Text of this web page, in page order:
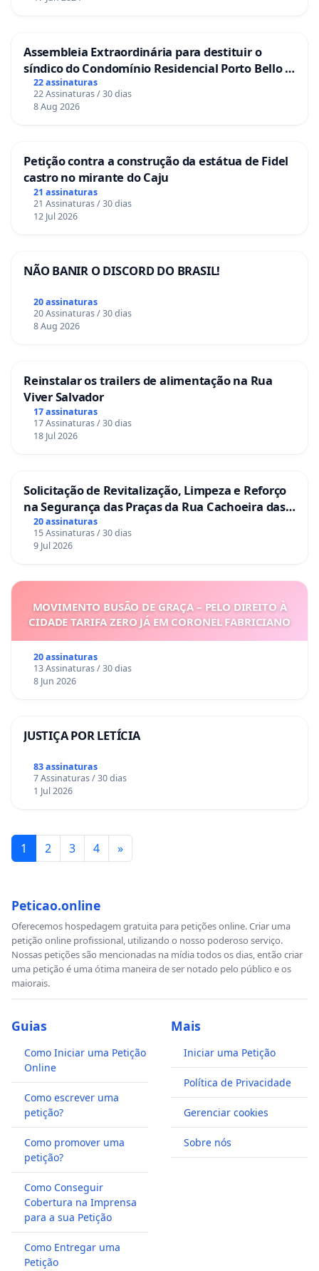
Assembleia Extraordinária para destituir o
síndico do Condomínio Residencial Porto Bello -
La Casa
22 assinaturas
22 Assinaturas / 30 dias
8 Aug 2026
Petição contra a construção da estátua de Fidel
castro no mirante do Caju
21 assinaturas
21 Assinaturas / 30 dias
12 Jul 2026
NÃO BANIR O DISCORD DO BRASIL!
20 assinaturas
20 Assinaturas / 30 dias
8 Aug 2026
Reinstalar os trailers de alimentação na Rua
Viver Salvador
17 assinaturas
17 Assinaturas / 30 dias
18 Jul 2026
Solicitação de Revitalização, Limpeza e Reforço
na Segurança das Praças da Rua Cachoeira das
Sete Ilhas
20 assinaturas
15 Assinaturas / 30 dias
9 Jul 2026
MOVIMENTO BUSÃO DE GRAÇA – PELO DIREITO À
CIDADE TARIFA ZERO JÁ EM CORONEL FABRICIANO
20 assinaturas
13 Assinaturas / 30 dias
8 Jun 2026
JUSTIÇA POR LETÍCIA
83 assinaturas
7 Assinaturas / 30 dias
1 Jul 2026
1 2 3 4 »
Peticao.online
Oferecemos hospedagem gratuita para petições online. Criar uma
petição online profissional, utilizando o nosso poderoso serviço.
Nossas petições são mencionadas na mídia todos os dias, então criar
uma petição é uma ótima maneira de ser notado pelo público e os
maiorais.
Guias
Como Iniciar uma Petição
Online
Como escrever uma
petição?
Como promover uma
petição?
Como Conseguir
Cobertura na Imprensa
para a sua Petição
Como Entregar uma
Petição
Mais
Iniciar uma Petição
Política de Privacidade
Gerenciar cookies
Sobre nós